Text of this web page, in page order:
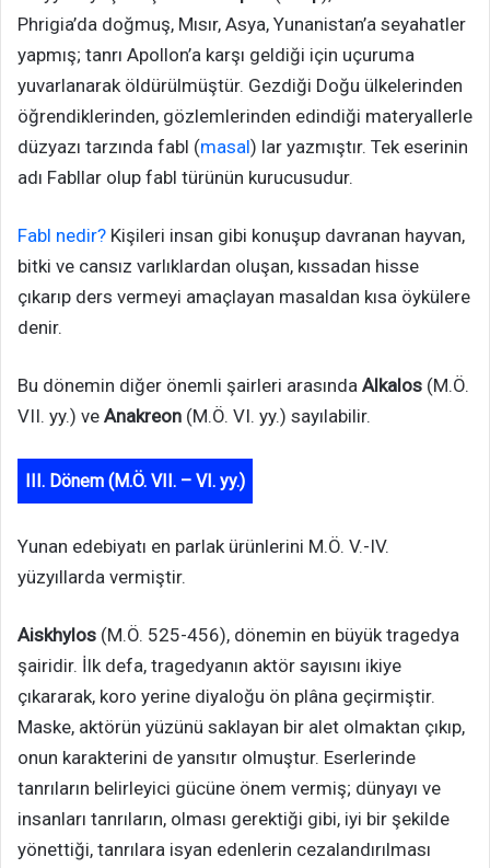
Phrigia’da doğmuş, Mısır, Asya, Yunanistan’a seyahatler
yapmış; tanrı Apollon’a karşı geldiği için uçuruma
yuvarlanarak öldürülmüştür. Gezdiği Doğu ülkelerinden
öğrendiklerinden, gözlemlerinden edindiği materyallerle
düzyazı tarzında fabl (masal) lar yazmıştır. Tek eserinin
adı Fabllar olup fabl türünün kurucusudur.
Fabl nedir? Kişileri insan gibi konuşup davranan hayvan,
bitki ve cansız varlıklardan oluşan, kıssadan hisse
çıkarıp ders vermeyi amaçlayan masaldan kısa öykülere
denir.
Bu dönemin diğer önemli şairleri arasında Alkalos (M.Ö.
VII. yy.) ve Anakreon (M.Ö. VI. yy.) sayılabilir.
III. Dönem (M.Ö. VII. – VI. yy.)
Yunan edebiyatı en parlak ürünlerini M.Ö. V.-IV.
yüzyıllarda vermiştir.
Aiskhylos (M.Ö. 525-456), dönemin en büyük tragedya
şairidir. İlk defa, tragedyanın aktör sayısını ikiye
çıkararak, koro yerine diyaloğu ön plâna geçirmiştir.
Maske, aktörün yüzünü saklayan bir alet olmaktan çıkıp,
onun karakterini de yansıtır olmuştur. Eserlerinde
tanrıların belirleyici gücüne önem vermiş; dünyayı ve
insanları tanrıların, olması gerektiği gibi, iyi bir şekilde
yönettiği, tanrılara isyan edenlerin cezalandırılması